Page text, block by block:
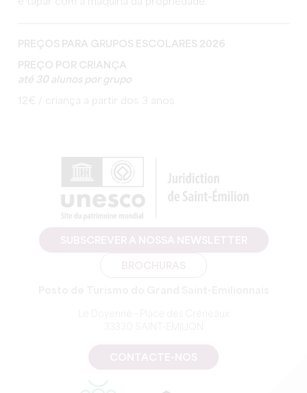
e tapar com a máquina da propriedade.
PREÇOS PARA GRUPOS ESCOLARES 2026
PREÇO POR CRIANÇA
até 30 alunos por grupo
12€ / criança a partir dos 3 anos